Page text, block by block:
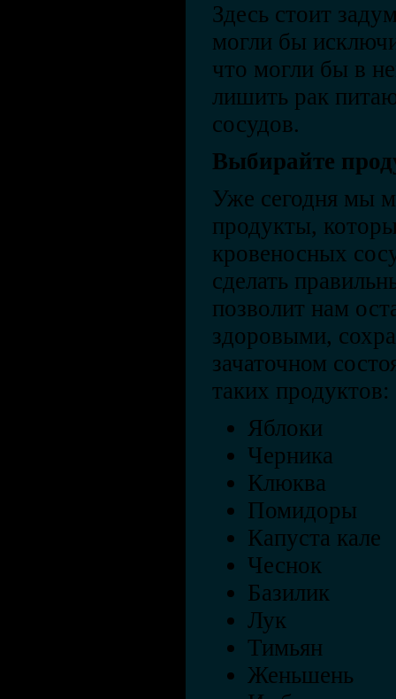
Здесь стоит
могли бы
что могли бы в
лишить рак
сосудов.
Выбирайте
Уже сегодня мы
продукты,
кровеносных
сделать
позволит нам
здоровыми,
зачаточном
таких продуктов:
Яблоки
Черника
Клюква
Помидоры
Капуста кале
Чеснок
Базилик
Лук
Тимьян
Женьшень